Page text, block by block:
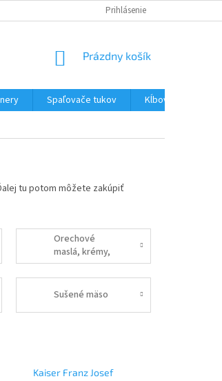
OCHRANY OSOBNÝCH ÚDAJOV
Prihlásenie
NÁKUPNÝ
Prázdny košík
Spaľovače tukov
Kĺbová výživa
tu potom môžete zakúpiť
Orechové
maslá, krémy,
proteinelly
Sušené mäso
Kaiser Franz Josef